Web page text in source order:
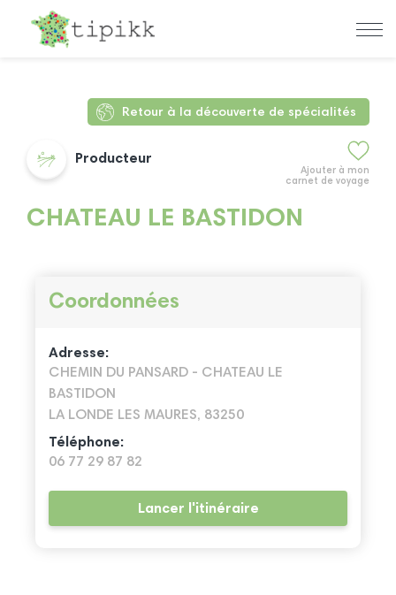
Retour à la découverte de spécialités
Ajouter à mon
carnet de voyage
Producteur
CHATEAU LE BASTIDON
Coordonnées
Adresse:
CHEMIN DU PANSARD - CHATEAU LE
BASTIDON
LA LONDE LES MAURES, 83250
Téléphone:
06 77 29 87 82
Lancer l'itinéraire